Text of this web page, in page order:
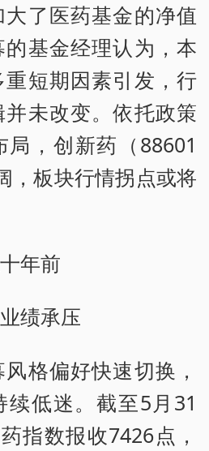
了医药基金的净值
基金经理认为，本
短期因素引发，行
未改变。依托政策
，创新药（88601
，板块行情拐点或将
年前
绩承压
偏好快速切换，
低迷。截至5月31
指数报收7426点，